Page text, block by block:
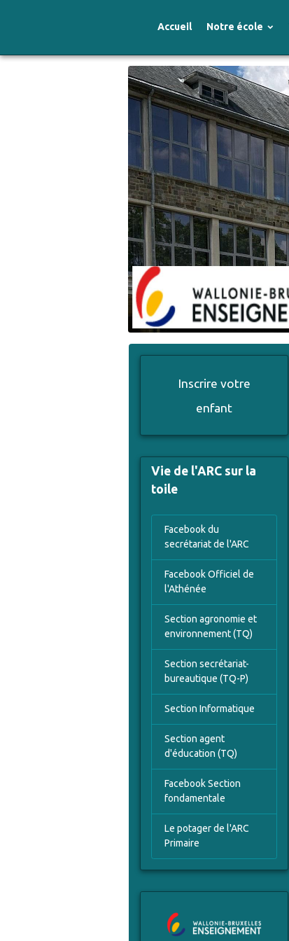
Accueil Notre école
Inscrire votre
enfant
Vie de l'ARC sur la
toile
Facebook du
secrétariat de l'ARC
Facebook Officiel de
l'Athénée
Section agronomie et
environnement (TQ)
Section secrétariat-
bureautique (TQ-P)
Section Informatique
Section agent
d'éducation (TQ)
Facebook Section
fondamentale
Le potager de l'ARC
Primaire